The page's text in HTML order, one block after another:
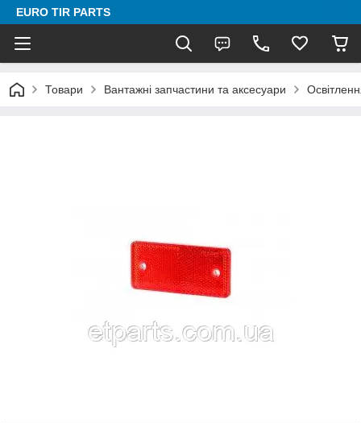
EURO TIR PARTS
Товари Вантажні запчастини та аксесуари